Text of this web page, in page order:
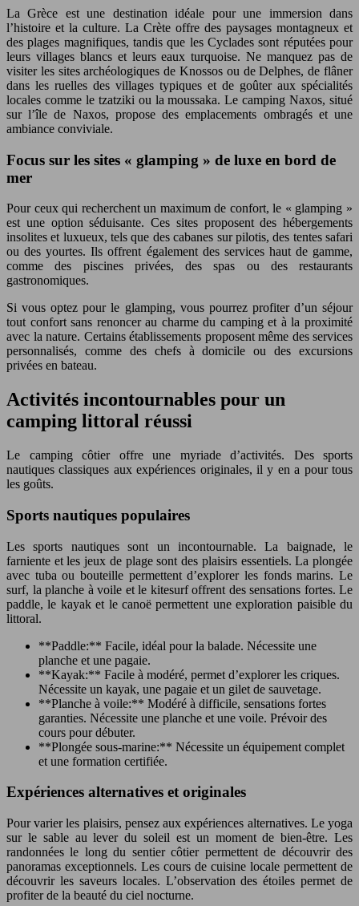
La Grèce est une destination idéale pour une immersion dans
l’histoire et la culture. La Crète offre des paysages montagneux et
des plages magnifiques, tandis que les Cyclades sont réputées pour
leurs villages blancs et leurs eaux turquoise. Ne manquez pas de
visiter les sites archéologiques de Knossos ou de Delphes, de flâner
dans les ruelles des villages typiques et de goûter aux spécialités
locales comme le tzatziki ou la moussaka. Le camping Naxos, situé
sur l’île de Naxos, propose des emplacements ombragés et une
ambiance conviviale.
Focus sur les sites « glamping » de luxe en bord de
mer
Pour ceux qui recherchent un maximum de confort, le « glamping »
est une option séduisante. Ces sites proposent des hébergements
insolites et luxueux, tels que des cabanes sur pilotis, des tentes safari
ou des yourtes. Ils offrent également des services haut de gamme,
comme des piscines privées, des spas ou des restaurants
gastronomiques.
Si vous optez pour le glamping, vous pourrez profiter d’un séjour
tout confort sans renoncer au charme du camping et à la proximité
avec la nature. Certains établissements proposent même des services
personnalisés, comme des chefs à domicile ou des excursions
privées en bateau.
Activités incontournables pour un
camping littoral réussi
Le camping côtier offre une myriade d’activités. Des sports
nautiques classiques aux expériences originales, il y en a pour tous
les goûts.
Sports nautiques populaires
Les sports nautiques sont un incontournable. La baignade, le
farniente et les jeux de plage sont des plaisirs essentiels. La plongée
avec tuba ou bouteille permettent d’explorer les fonds marins. Le
surf, la planche à voile et le kitesurf offrent des sensations fortes. Le
paddle, le kayak et le canoë permettent une exploration paisible du
littoral.
**Paddle:** Facile, idéal pour la balade. Nécessite une
planche et une pagaie.
**Kayak:** Facile à modéré, permet d’explorer les criques.
Nécessite un kayak, une pagaie et un gilet de sauvetage.
**Planche à voile:** Modéré à difficile, sensations fortes
garanties. Nécessite une planche et une voile. Prévoir des
cours pour débuter.
**Plongée sous-marine:** Nécessite un équipement complet
et une formation certifiée.
Expériences alternatives et originales
Pour varier les plaisirs, pensez aux expériences alternatives. Le yoga
sur le sable au lever du soleil est un moment de bien-être. Les
randonnées le long du sentier côtier permettent de découvrir des
panoramas exceptionnels. Les cours de cuisine locale permettent de
découvrir les saveurs locales. L’observation des étoiles permet de
profiter de la beauté du ciel nocturne.